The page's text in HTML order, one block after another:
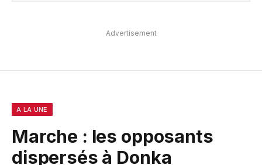
Advertisement
A LA UNE
Marche : les opposants
dispersés à Donka